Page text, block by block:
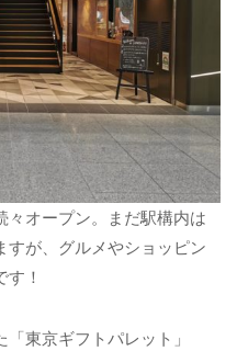
々オープン。まだ駅構内は
すが、グルメやショッピン
！
東京ギフトパレット」